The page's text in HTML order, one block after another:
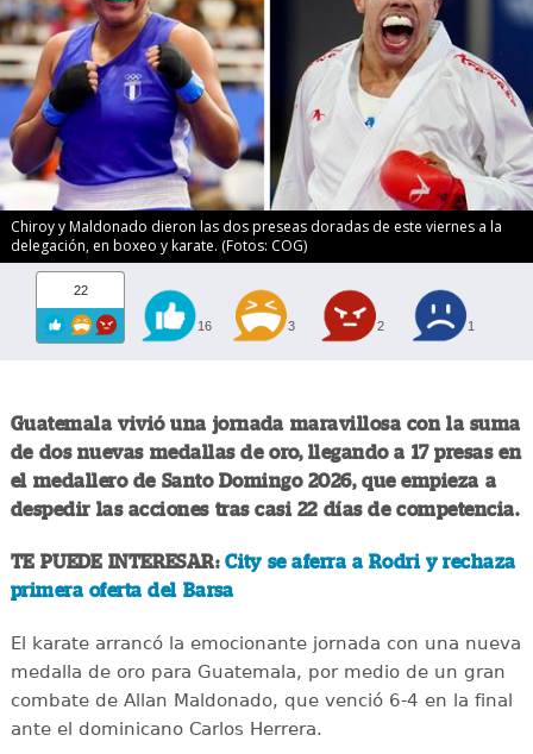
Chiroy y Maldonado dieron las dos preseas doradas de este viernes a la
delegación, en boxeo y karate. (Fotos: COG)
22
16 3 2 1
Guatemala vivió una jornada maravillosa con la suma
de dos nuevas medallas de oro, llegando a 17 presas en
el medallero de Santo Domingo 2026, que empieza a
despedir las acciones tras casi 22 días de competencia.
TE PUEDE INTERESAR:City se aferra a Rodri y rechaza
primera oferta del Barsa
El karate arrancó la emocionante jornada con una nueva
medalla de oro para Guatemala, por medio de un gran
combate de Allan Maldonado, que venció 6-4 en la final
ante el dominicano Carlos Herrera.